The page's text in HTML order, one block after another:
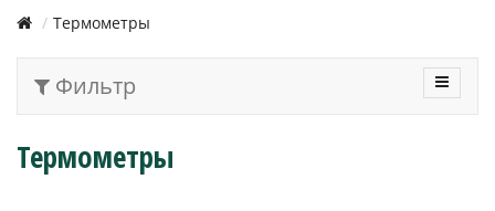
Термометры
Фильтр
Термометры